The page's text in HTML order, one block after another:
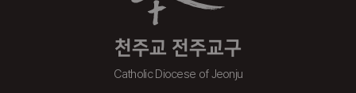
천주교 전주교구
Catholic Diocese of Jeonju